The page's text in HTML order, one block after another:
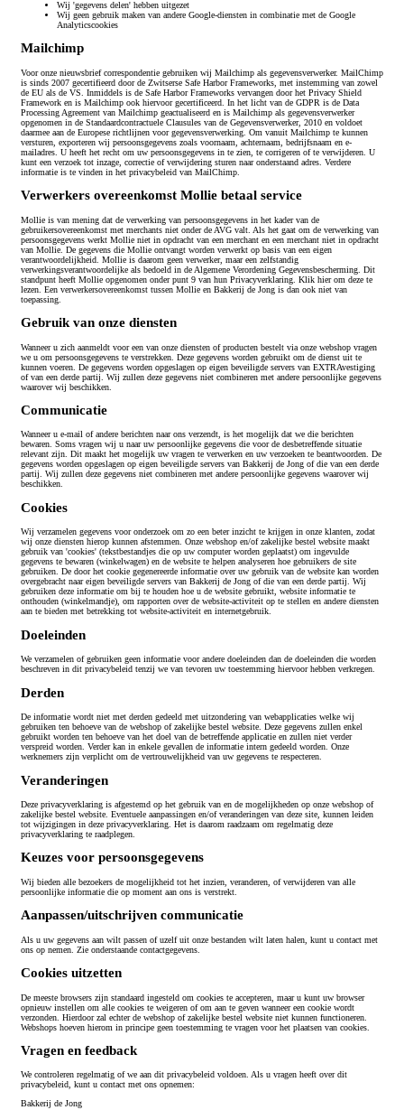
Wij 'gegevens delen' hebben uitgezet
Wij geen gebruik maken van andere Google-diensten in combinatie met de Google
Analyticscookies
Mailchimp
Voor onze nieuwsbrief correspondentie gebruiken wij Mailchimp als gegevensverwerker. MailChimp
is sinds 2007 gecertifieerd door de Zwitserse Safe Harbor Frameworks, met instemming van zowel
de EU als de VS. Inmiddels is de Safe Harbor Frameworks vervangen door het Privacy Shield
Framework en is Mailchimp ook hiervoor gecertificeerd. In het licht van de GDPR is de Data
Processing Agreement van Mailchimp geactualiseerd en is Mailchimp als gegevensverwerker
opgenomen in de Standaardcontractuele Clausules van de Gegevensverwerker, 2010 en voldoet
daarmee aan de Europese richtlijnen voor gegevensverwerking. Om vanuit Mailchimp te kunnen
versturen, exporteren wij persoonsgegevens zoals voornaam, achternaam, bedrijfsnaam en e-
mailadres. U heeft het recht om uw persoonsgegevens in te zien, te corrigeren of te verwijderen. U
kunt een verzoek tot inzage, correctie of verwijdering sturen naar onderstaand adres. Verdere
informatie is te vinden in het privacybeleid van MailChimp.
Verwerkers overeenkomst Mollie betaal service
Mollie is van mening dat de verwerking van persoonsgegevens in het kader van de
gebruikersovereenkomst met merchants niet onder de AVG valt. Als het gaat om de verwerking van
persoonsgegevens werkt Mollie niet in opdracht van een merchant en een merchant niet in opdracht
van Mollie. De gegevens die Mollie ontvangt worden verwerkt op basis van een eigen
verantwoordelijkheid. Mollie is daarom geen verwerker, maar een zelfstandig
verwerkingsverantwoordelijke als bedoeld in de Algemene Verordening Gegevensbescherming. Dit
standpunt heeft Mollie opgenomen onder punt 9 van hun Privacyverklaring. Klik hier om deze te
lezen. Een verwerkersovereenkomst tussen Mollie en Bakkerij de Jong is dan ook niet van
toepassing.
Gebruik van onze diensten
Wanneer u zich aanmeldt voor een van onze diensten of producten bestelt via onze webshop vragen
we u om persoonsgegevens te verstrekken. Deze gegevens worden gebruikt om de dienst uit te
kunnen voeren. De gegevens worden opgeslagen op eigen beveiligde servers van EXTRAvestiging
of van een derde partij. Wij zullen deze gegevens niet combineren met andere persoonlijke gegevens
waarover wij beschikken.
Communicatie
Wanneer u e-mail of andere berichten naar ons verzendt, is het mogelijk dat we die berichten
bewaren. Soms vragen wij u naar uw persoonlijke gegevens die voor de desbetreffende situatie
relevant zijn. Dit maakt het mogelijk uw vragen te verwerken en uw verzoeken te beantwoorden. De
gegevens worden opgeslagen op eigen beveiligde servers van Bakkerij de Jong of die van een derde
partij. Wij zullen deze gegevens niet combineren met andere persoonlijke gegevens waarover wij
beschikken.
Cookies
Wij verzamelen gegevens voor onderzoek om zo een beter inzicht te krijgen in onze klanten, zodat
wij onze diensten hierop kunnen afstemmen. Onze webshop en/of zakelijke bestel website maakt
gebruik van 'cookies' (tekstbestandjes die op uw computer worden geplaatst) om ingevulde
gegevens te bewaren (winkelwagen) en de website te helpen analyseren hoe gebruikers de site
gebruiken. De door het cookie gegenereerde informatie over uw gebruik van de website kan worden
overgebracht naar eigen beveiligde servers van Bakkerij de Jong of die van een derde partij. Wij
gebruiken deze informatie om bij te houden hoe u de website gebruikt, website informatie te
onthouden (winkelmandje), om rapporten over de website-activiteit op te stellen en andere diensten
aan te bieden met betrekking tot website-activiteit en internetgebruik.
Doeleinden
We verzamelen of gebruiken geen informatie voor andere doeleinden dan de doeleinden die worden
beschreven in dit privacybeleid tenzij we van tevoren uw toestemming hiervoor hebben verkregen.
Derden
De informatie wordt niet met derden gedeeld met uitzondering van webapplicaties welke wij
gebruiken ten behoeve van de webshop of zakelijke bestel website. Deze gegevens zullen enkel
gebruikt worden ten behoeve van het doel van de betreffende applicatie en zullen niet verder
verspreid worden. Verder kan in enkele gevallen de informatie intern gedeeld worden. Onze
werknemers zijn verplicht om de vertrouwelijkheid van uw gegevens te respecteren.
Veranderingen
Deze privacyverklaring is afgestemd op het gebruik van en de mogelijkheden op onze webshop of
zakelijke bestel website. Eventuele aanpassingen en/of veranderingen van deze site, kunnen leiden
tot wijzigingen in deze privacyverklaring. Het is daarom raadzaam om regelmatig deze
privacyverklaring te raadplegen.
Keuzes voor persoonsgegevens
Wij bieden alle bezoekers de mogelijkheid tot het inzien, veranderen, of verwijderen van alle
persoonlijke informatie die op moment aan ons is verstrekt.
Aanpassen/uitschrijven communicatie
Als u uw gegevens aan wilt passen of uzelf uit onze bestanden wilt laten halen, kunt u contact met
ons op nemen. Zie onderstaande contactgegevens.
Cookies uitzetten
De meeste browsers zijn standaard ingesteld om cookies te accepteren, maar u kunt uw browser
opnieuw instellen om alle cookies te weigeren of om aan te geven wanneer een cookie wordt
verzonden. Hierdoor zal echter de webshop of zakelijke bestel website niet kunnen functioneren.
Webshops hoeven hierom in principe geen toestemming te vragen voor het plaatsen van cookies.
Vragen en feedback
We controleren regelmatig of we aan dit privacybeleid voldoen. Als u vragen heeft over dit
privacybeleid, kunt u contact met ons opnemen:
Bakkerij de Jong